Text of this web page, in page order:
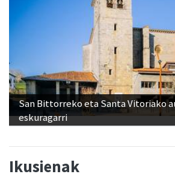
San Bittorreko eta Santa Vitoriako
eskuragarri